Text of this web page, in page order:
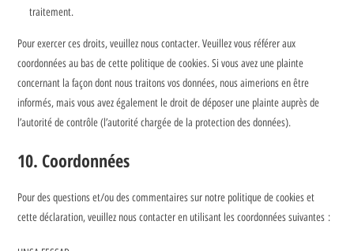
traitement.
Pour exercer ces droits, veuillez nous contacter. Veuillez vous référer aux
coordonnées au bas de cette politique de cookies. Si vous avez une plainte
concernant la façon dont nous traitons vos données, nous aimerions en être
informés, mais vous avez également le droit de déposer une plainte auprès de
l’autorité de contrôle (l’autorité chargée de la protection des données).
10. Coordonnées
Pour des questions et/ou des commentaires sur notre politique de cookies et
cette déclaration, veuillez nous contacter en utilisant les coordonnées suivantes :